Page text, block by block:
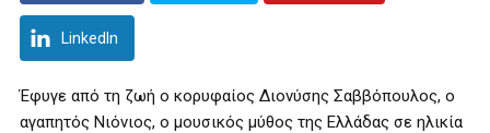
LinkedIn
Έφυγε από τη ζωή ο κορυφαίος Διονύσης Σαββόπουλος, ο
αγαπητός Νιόνιος, ο μουσικός μύθος της Ελλάδας σε ηλικία